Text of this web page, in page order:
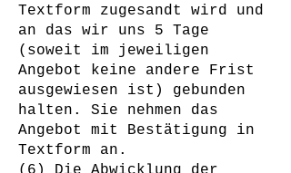
Textform zugesandt wird und
an das wir uns 5 Tage
(soweit im jeweiligen
Angebot keine andere Frist
ausgewiesen ist) gebunden
halten. Sie nehmen das
Angebot mit Bestätigung in
Textform an.